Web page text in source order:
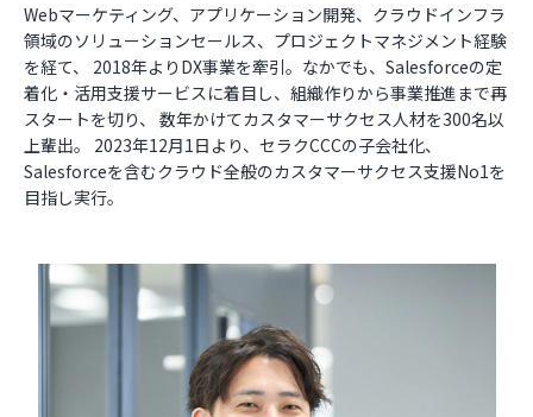
Webマーケティング、アプリケーション開発、クラウドインフラ
領域のソリューションセールス、プロジェクトマネジメント経験
を経て、 2018年よりDX事業を牽引。なかでも、Salesforceの定
着化・活用支援サービスに着目し、組織作りから事業推進まで再
スタートを切り、 数年かけてカスタマーサクセス人材を300名以
上輩出。 2023年12月1日より、セラクCCCの子会社化、
Salesforceを含むクラウド全般のカスタマーサクセス支援No1を
目指し実行。